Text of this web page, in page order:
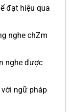
đạt hiệu qua
nghe chZm
nghe được
ngữ pháp